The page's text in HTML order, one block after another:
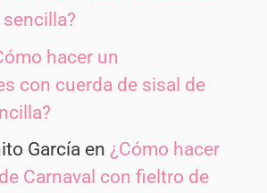
hacer un
con cuerda de sisal de
García en ¿Cómo hacer
Carnaval con fieltro de